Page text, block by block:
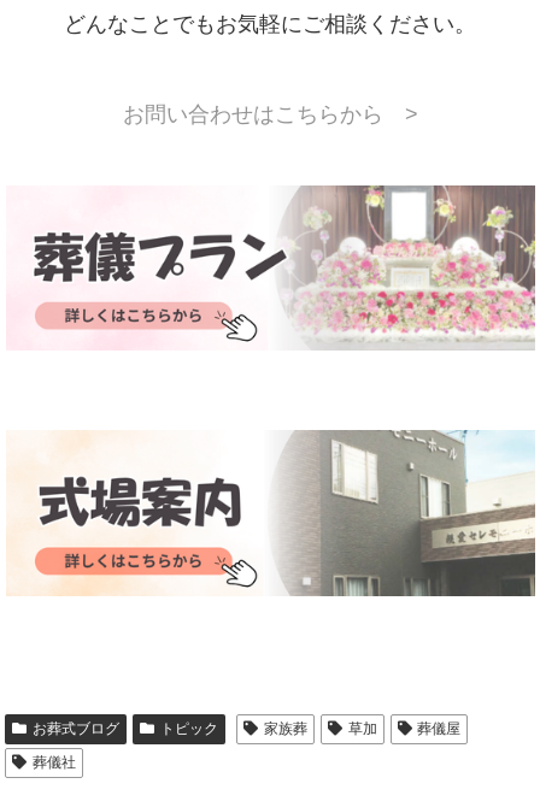
どんなことでもお気軽にご相談ください。
お問い合わせはこちらから >
お葬式ブログ トピック 家族葬 草加
葬儀屋
葬儀社